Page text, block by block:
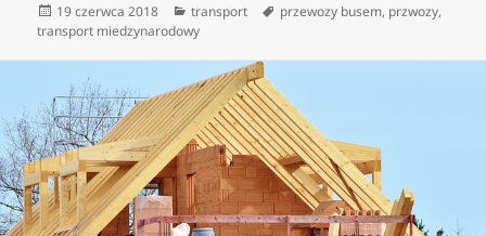
Data
publikacji
19 czerwca 2018 Kategorie
transport Tagi
przewozy busem, przwozy,
transport miedzynarodowy